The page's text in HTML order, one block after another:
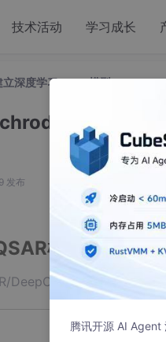
技术活动 学习成长
深度学习QSAR模型
建立深
发布
模型
去设定,建立和理
腾讯开源 AI Agent